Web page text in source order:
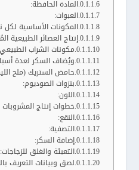
المادة الحافظة:
العبوات:
المكونات الأساسية لكل
إنتاج العصائر الطبيعية
مكونات الشراب
ويُضاف السكر لعدة
حامض الستريك (ملح
بنزوات الصوديوم:
اللون:
خطوات إنتاج المشروبات
النقع:
التصفية:
إضافة السكر:
التعبئة والغلق للزجاجات:
لصق وبيانات التعريف